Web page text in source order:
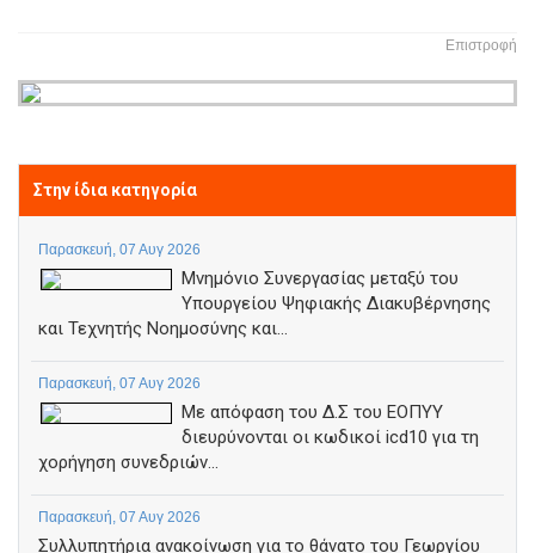
Επιστροφή
Στην ίδια κατηγορία
Παρασκευή, 07 Αυγ 2026
Μνημόνιο Συνεργασίας μεταξύ του
Υπουργείου Ψηφιακής Διακυβέρνησης
και Τεχνητής Νοημοσύνης και...
Παρασκευή, 07 Αυγ 2026
Με απόφαση του Δ.Σ του ΕΟΠΥΥ
διευρύνονται οι κωδικοί icd10 για τη
χορήγηση συνεδριών...
Παρασκευή, 07 Αυγ 2026
Συλλυπητήρια ανακοίνωση για το θάνατο του Γεωργίου